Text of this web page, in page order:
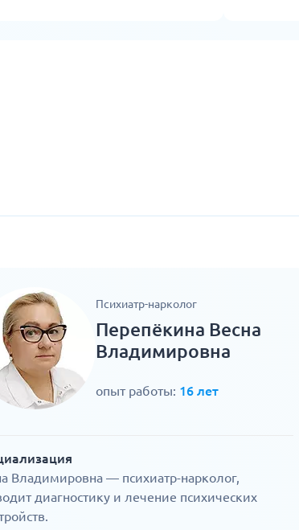
Психиатр-нарколог
Перепёкина Весна
Владимировна
опыт работы: 16 лет
Владимировна — психиатр-нарколог,
диагностику и лечение психических